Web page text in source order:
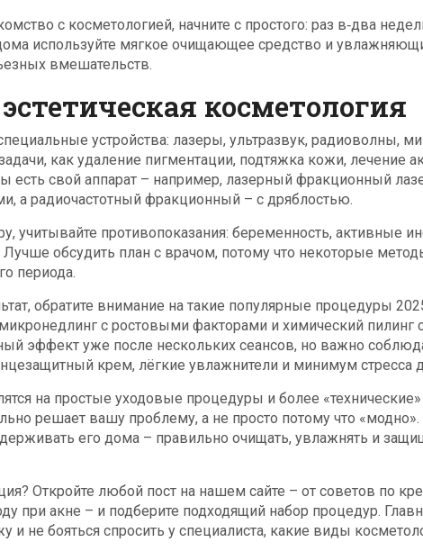
с косметологией, начните с простого: раз в‑два
используйте мягкое очищающее средство и
вмешательств.
косметология
устройства: лазеры, ультразвук, радиоволны,
как удаление пигментации, подтяжка кожи, лечение
свой аппарат – например, лазерный фракционный
а радиочастотный фракционный – с дряблостью.
учитывайте противопоказания: беременность, активные
обсудить план с врачом, потому что некоторые
периода.
обратите внимание на такие популярные процедуры
с ростовыми факторами и химический пилинг
эффект уже после нескольких сеансов, но важно
крем, лёгкие увлажнители и минимум стресса
на простые уходовые процедуры и более
решает вашу проблему, а не просто потому что
его дома – правильно очищать, увлажнять и
Откройте любой пост на нашем сайте – от советов по
при акне – и подберите подходящий набор процедур.
и не бояться спросить у специалиста, какие виды